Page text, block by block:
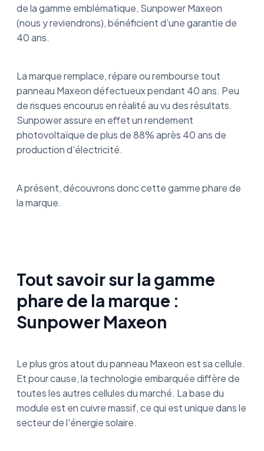
de la gamme emblématique, Sunpower Maxeon
(nous y reviendrons), bénéficient d’une garantie de
40 ans.
La marque remplace, répare ou rembourse tout
panneau Maxeon défectueux pendant 40 ans. Peu
de risques encourus en réalité au vu des résultats.
Sunpower assure en effet un rendement
photovoltaïque de plus de 88% après 40 ans de
production d'électricité.
A présent, découvrons donc cette gamme phare de
la marque.
Tout savoir sur la gamme
phare de la marque :
Sunpower Maxeon
Le plus gros atout du panneau Maxeon est sa cellule.
Et pour cause, la technologie embarquée diffère de
toutes les autres cellules du marché. La base du
module est en cuivre massif, ce qui est unique dans le
secteur de l'énergie solaire.